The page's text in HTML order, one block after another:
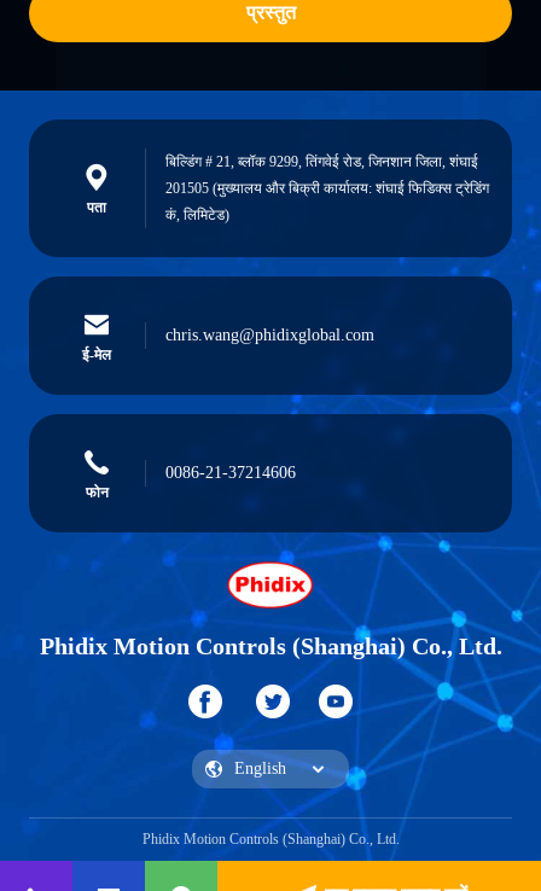
प्रस्तुत
पता
बिल्डिंग # 21, ब्लॉक 9299, तिंगवेई रोड, जिनशान जिला, शंघाई
201505 (मुख्यालय और बिक्री कार्यालय: शंघाई फिडिक्स ट्रेडिंग
कं, लिमिटेड)
ई-मेल
chris.wang@phidixglobal.com
फोन
0086-21-37214606
Phidix Motion Controls (Shanghai) Co., Ltd.
Phidix Motion Controls (Shanghai) Co., Ltd.